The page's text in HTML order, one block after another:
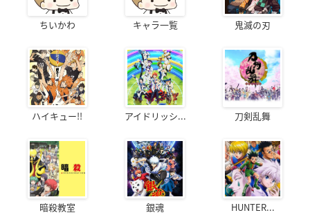
ちいかわ キャラ一覧 鬼滅の刃
ハイキュー!! アイドリッシ... 刀剣乱舞
暗殺教室 銀魂 HUNTER...